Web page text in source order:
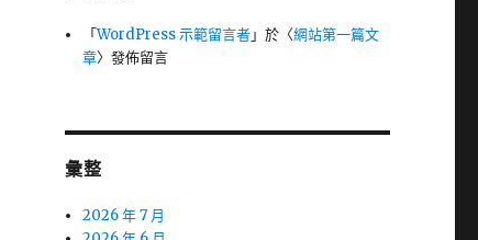
「WordPress 示範留言者」於〈網站第一篇文
章〉發佈留言
彙整
2026 年 7 月